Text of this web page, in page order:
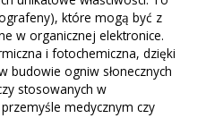
które mogą być z
w organicznej elektronice.
i fotochemiczna, dzięki
budowie ogniw słonecznych
stosowanych w
medycznym czy